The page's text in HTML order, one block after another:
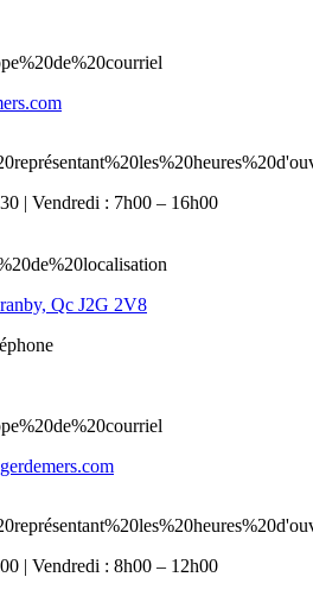
| Vendredi : 7h00 – 16h00
Qc J2G 2V8
| Vendredi : 8h00 – 12h00